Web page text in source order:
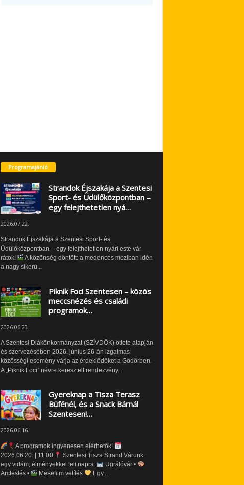
Programajánló
Strandok Éjszakája a Szentesi
Sport- és Üdülőközpontban –
egy felejthetetlen nyá…
2026.07.22.
Strandok Éjszakája a Szentesi Sport- és
Üdülőközpontban – egy felejthetetlen nyári este vár
rátok!
A közönség döntött: a medencés moziban idén
a nagy sikerű...
Piknik Foci Szentesen – közös
meccsnézés és családi
programok…
2026.06.23.
A Szentesi Diákönkormányzat (SZÍVDÖK) ötlete alapján
és szervezésében 2026. június 26-án izgalmas
közösségi esemény várja az érdeklődőket a Gödörben.
A „Piknik Foci” névre keresztelt rendezvény...
Gyereknap a Tisza Terasz
Büfénél, és a Snack Bárnál
Szentesen!…
2026.06.16.
A programok ingyenesen elérhetők!
2026.06.20. | 11:00
Szentesi Tisza Strand Várunk
egy vidám, élményekkel teli napra:
Ugrálóvár •
Arcfestés •
Mesefilm vetítés Egy...